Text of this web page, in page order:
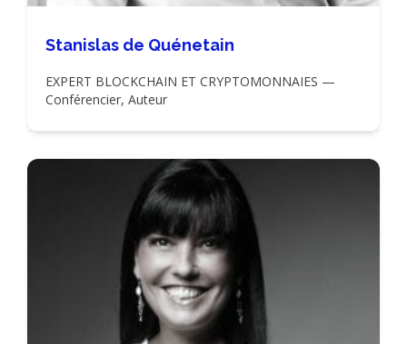
Stanislas de Quénetain
EXPERT BLOCKCHAIN ET CRYPTOMONNAIES —
Conférencier, Auteur